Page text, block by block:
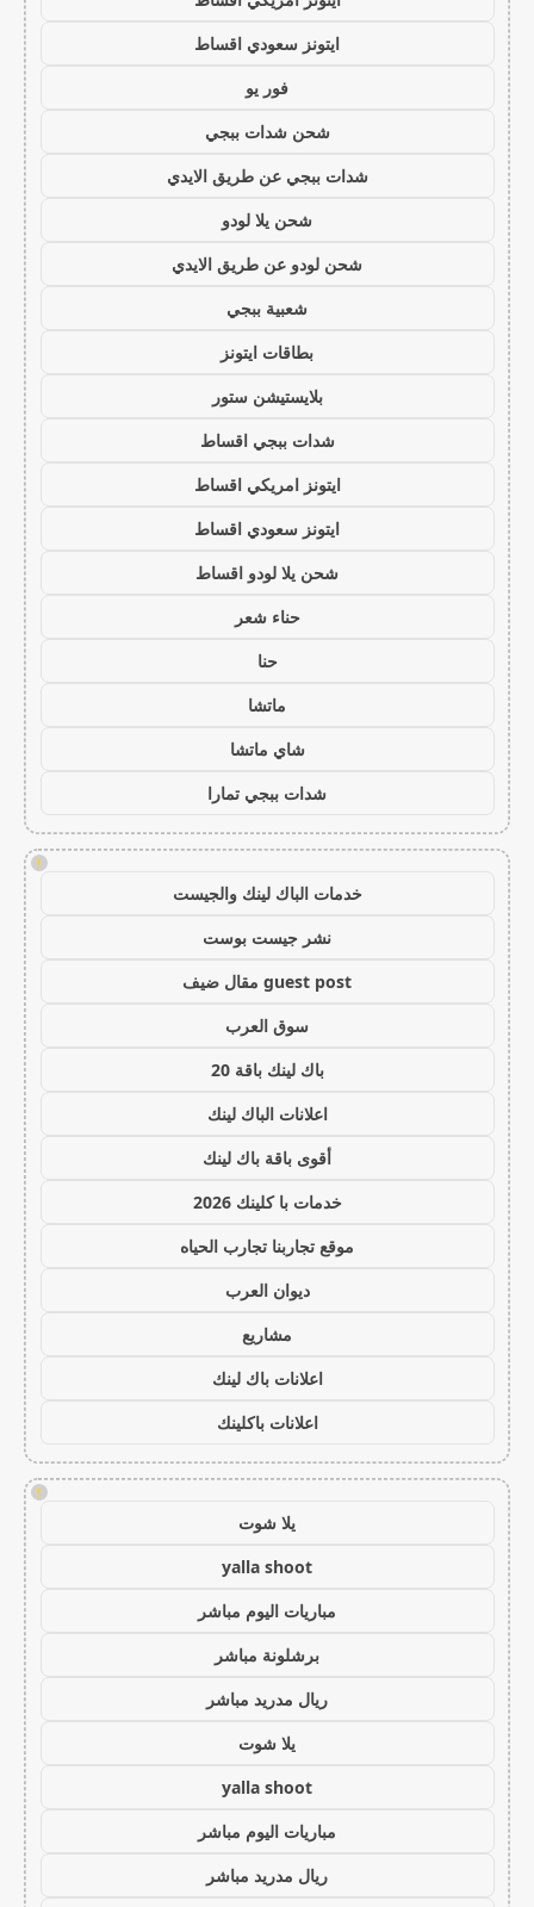
ايتونز سعودي اقساط
فور يو
شحن شدات ببجي
شدات ببجي عن طريق الايدي
شحن يلا لودو
شحن لودو عن طريق الايدي
شعبية ببجي
بطاقات ايتونز
بلايستيشن ستور
شدات ببجي اقساط
ايتونز امريكي اقساط
ايتونز سعودي اقساط
شحن يلا لودو اقساط
حناء شعر
حنا
ماتشا
شاي ماتشا
شدات ببجي تمارا
!
خدمات الباك لينك والجيست
نشر جيست بوست
guest post مقال ضيف
سوق العرب
باك لينك باقة 20
اعلانات الباك لينك
أقوى باقة باك لينك
خدمات با كلينك 2026
موقع تجاربنا تجارب الحياه
ديوان العرب
مشاريع
اعلانات باك لينك
اعلانات باكلينك
!
يلا شوت
yalla shoot
مباريات اليوم مباشر
برشلونة مباشر
ريال مدريد مباشر
يلا شوت
yalla shoot
مباريات اليوم مباشر
ريال مدريد مباشر